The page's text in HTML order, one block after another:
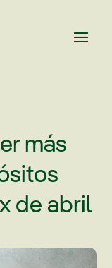
más
de abril